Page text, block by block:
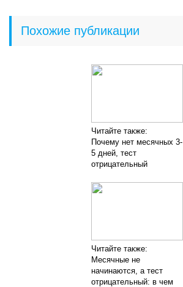
Похожие публикации
Читайте также:
Почему нет месячных 3-
5 дней, тест
отрицательный
Читайте также:
Месячные не
начинаются, а тест
отрицательный: в чем